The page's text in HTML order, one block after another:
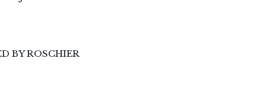
BY ROSCHIER